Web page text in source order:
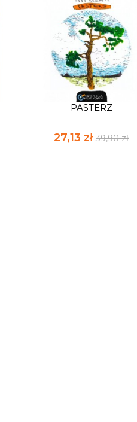
PASTERZ
27,13 zł39,90 zł